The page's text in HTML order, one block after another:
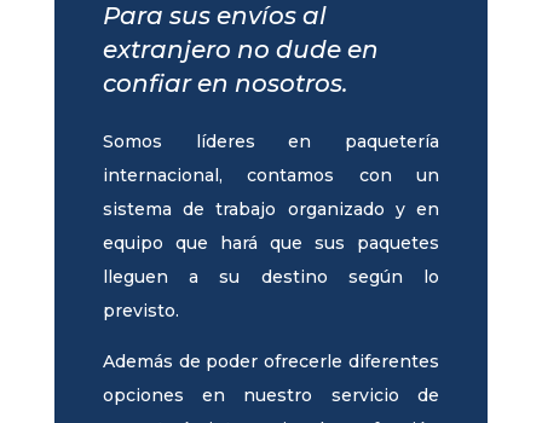
Para sus envíos al
extranjero no dude en
confiar en nosotros.
Somos líderes en paquetería
internacional, contamos con un
sistema de trabajo organizado y en
equipo que hará que sus paquetes
lleguen a su destino según lo
previsto.
Además de poder ofrecerle diferentes
opciones en nuestro servicio de